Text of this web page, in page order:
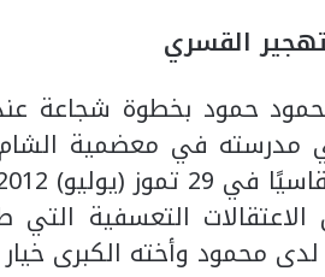
القسري
حمود بخطوة شجاعة
مدرسته في معضمية
التعسفية التي
محمود وأخته الكبرى خيار